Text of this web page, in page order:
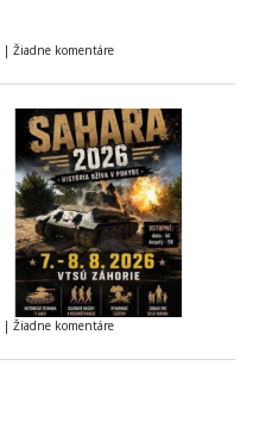
| Žiadne komentáre
| Žiadne komentáre